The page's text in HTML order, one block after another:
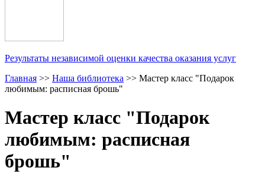
Результаты независимой оценки качества оказания услуг
Главная >> Наша библиотека >> Мастер класс "Подарок
любимым: расписная брошь"
Мастер класс "Подарок
любимым: расписная
брошь"